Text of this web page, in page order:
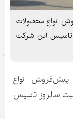
انواع محصولات
تاسیس این شرکت
انواع
سالروز تاسیس